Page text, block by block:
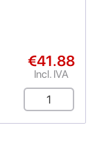
€41.88
Incl. IVA